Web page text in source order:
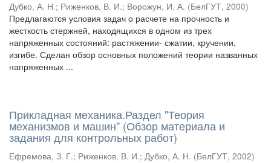
Дубко, А. Н.; Риженков, В. И.; Ворожун, И. А. (БелГУТ, 2000)
Предлагаются условия задач о расчете на прочность и
жесткость стержней, находящихся в одном из трех
напряженных состояний: растяжении- сжатии, кручении,
изгибе. Сделан обзор основных положений теории названных
напряженных ...
Прикладная механика.Раздел "Теория
механизмов и машин" (Обзор материала и
задания для контрольных работ)
Ефремова, З. Г.; Риженков, В. И.; Дубко, А. Н. (БелГУТ, 2002)